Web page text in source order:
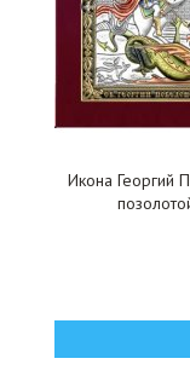
Икона Георгий